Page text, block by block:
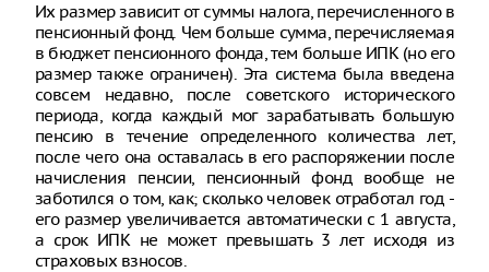
Их размер зависит от суммы налога, перечисленного в
пенсионный фонд. Чем больше сумма, перечисляемая
в бюджет пенсионного фонда, тем больше ИПК (но его
размер также ограничен). Эта система была введена
совсем недавно, после советского исторического
периода, когда каждый мог зарабатывать большую
пенсию в течение определенного количества лет,
после чего она оставалась в его распоряжении после
начисления пенсии, пенсионный фонд вообще не
заботился о том, как; сколько человек отработал год -
его размер увеличивается автоматически с 1 августа,
а срок ИПК не может превышать 3 лет исходя из
страховых взносов.